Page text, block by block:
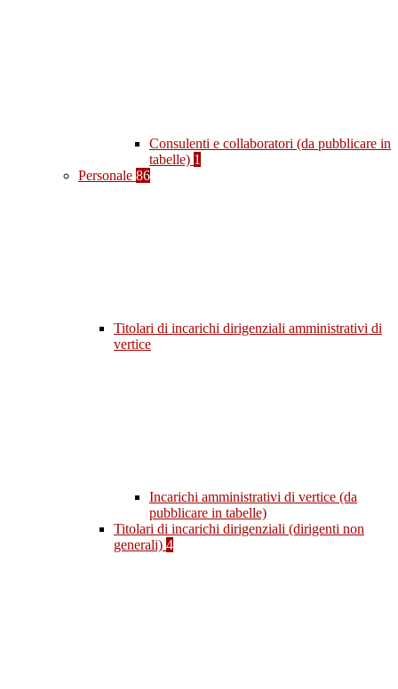
Consulenti e collaboratori (da pubblicare in
tabelle) 1
Personale 86
Titolari di incarichi dirigenziali amministrativi di
vertice
Incarichi amministrativi di vertice (da
pubblicare in tabelle)
Titolari di incarichi dirigenziali (dirigenti non
generali) 4